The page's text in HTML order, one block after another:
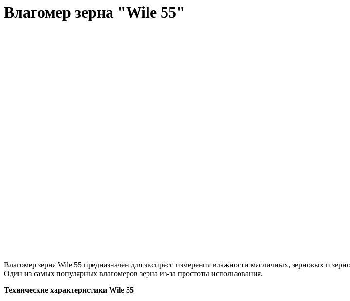
Влагомер зерна "Wile 55"
Влагомер зерна Wile 55 предназначен для экспресс-измерения влажности масличных, зерновых и
Один из самых популярных влагомеров зерна из-за простоты использования.
Технические характеристики Wile 55